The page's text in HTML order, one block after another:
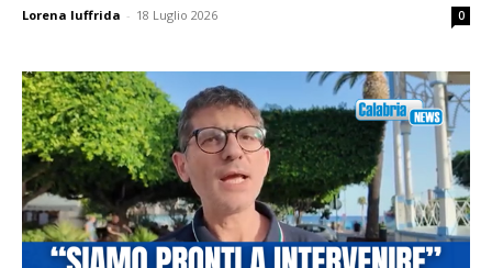
Lorena Iuffrida - 18 Luglio 2026 0